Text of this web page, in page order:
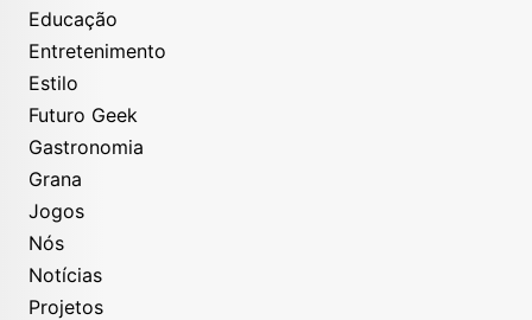
Educação
Entretenimento
Estilo
Futuro Geek
Gastronomia
Grana
Jogos
Nós
Notícias
Projetos